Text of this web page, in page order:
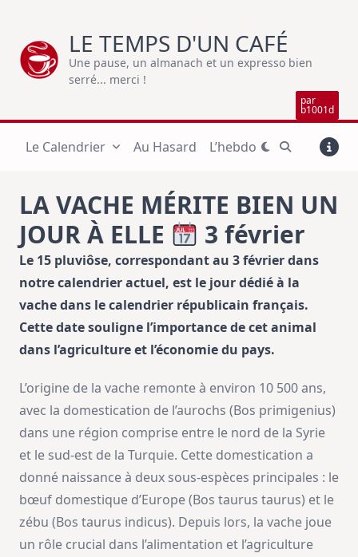
content
LE TEMPS D'UN CAFÉ
Une pause, un almanach et un expresso bien
serré... merci !
par
b1001d
Le Calendrier Au Hasard L’hebdo
LA VACHE MÉRITE BIEN UN
JOUR À ELLE
3 février
Le 15 pluviôse, correspondant au 3 février dans
notre calendrier actuel, est le jour dédié à la
vache dans le calendrier républicain français.
Cette date souligne l’importance de cet animal
dans l’agriculture et l’économie du pays.
L’origine de la vache remonte à environ 10 500 ans,
avec la domestication de l’aurochs (Bos primigenius)
dans une région comprise entre le nord de la Syrie
et le sud-est de la Turquie. Cette domestication a
donné naissance à deux sous-espèces principales : le
bœuf domestique d’Europe (Bos taurus taurus) et le
zébu (Bos taurus indicus). Depuis lors, la vache joue
un rôle crucial dans l’alimentation et l’agriculture